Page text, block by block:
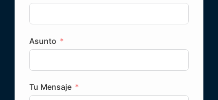
Asunto
Tu Mensaje